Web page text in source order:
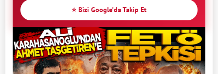
⭐ Bizi Google'da Takip Et